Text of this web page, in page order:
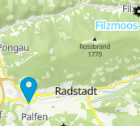
und ähnlichen
Dienste.
Sie in unserer
und